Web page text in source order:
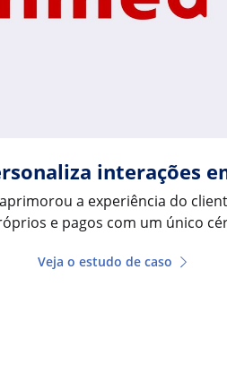
interações
a experiência do
e pagos com um único
Veja o estudo de caso